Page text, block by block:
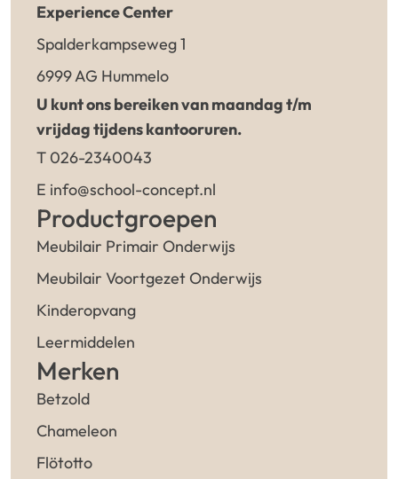
Experience Center
Spalderkampseweg 1
6999 AG Hummelo
U kunt ons bereiken van maandag t/m
vrijdag tijdens kantooruren.
T 026-2340043
E info@school-concept.nl
Productgroepen
Meubilair Primair Onderwijs
Meubilair Voortgezet Onderwijs
Kinderopvang
Leermiddelen
Merken
Betzold
Chameleon
Flötotto